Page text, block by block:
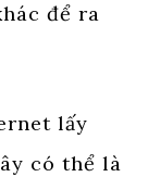
để ra
lấy
có thể là